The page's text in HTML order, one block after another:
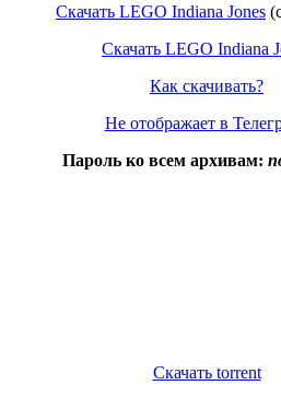
Скачать LEGO Indiana Jones
Скачать LEGO Indiana
Как скачивать?
Не отображает в
Пароль ко всем архивам:
Скачать torrent